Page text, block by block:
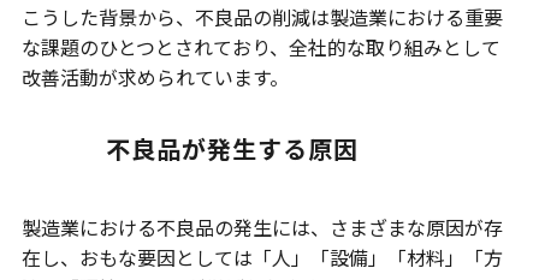
こうした背景から、不良品の削減は製造業における重要
な課題のひとつとされており、全社的な取り組みとして
改善活動が求められています。
不良品が発生する原因
製造業における不良品の発生には、さまざまな原因が存
在し、おもな要因としては「人」「設備」「材料」「方